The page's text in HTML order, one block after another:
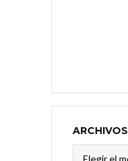
ARCHIVOS